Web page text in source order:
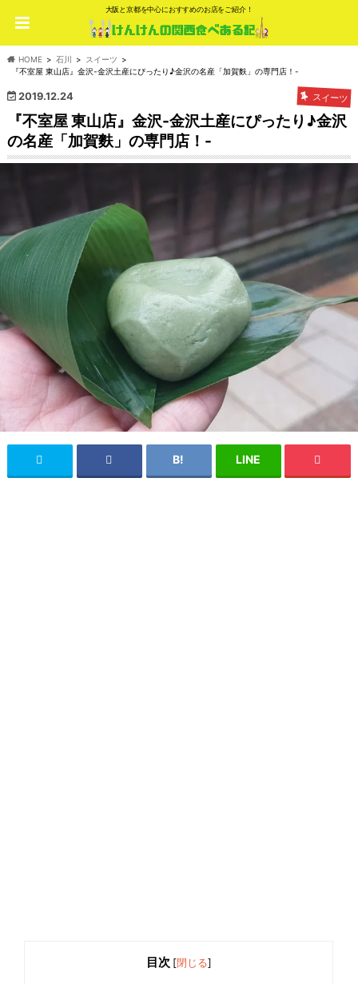
大阪と京都を中心におすすめのお店をご紹介！
HOME 石川
スイーツ
『不室屋 東山店』金沢-金沢土産にぴったり♪金沢の名産「加賀麩」の専門店！-
2019.12.24 スイーツ
『不室屋 東山店』金沢-金沢土産にぴったり♪金沢
の名産「加賀麩」の専門店！-
目次 [閉じる]